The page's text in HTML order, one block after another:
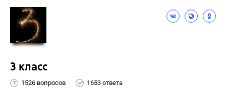
3 класс
1526 вопросов 1653 ответа